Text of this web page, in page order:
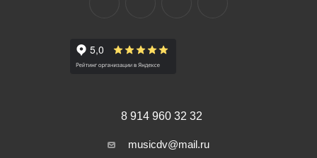
8 914 960 32 32
musicdv@mail.ru